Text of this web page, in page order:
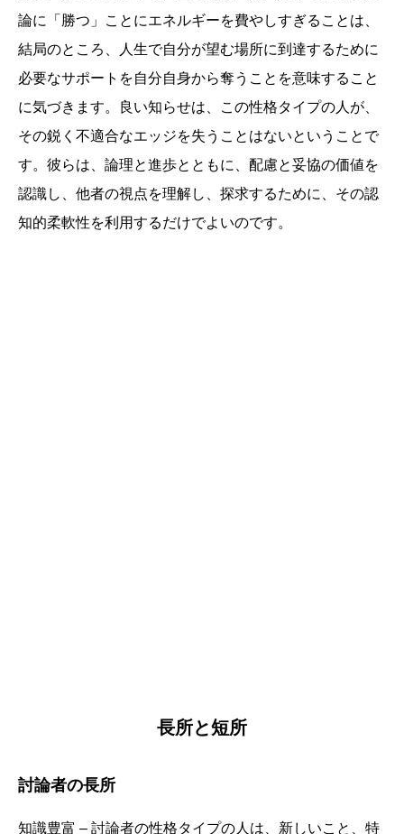
論に「勝つ」ことにエネルギーを費やしすぎることは、
結局のところ、人生で自分が望む場所に到達するために
必要なサポートを自分自身から奪うことを意味すること
に気づきます。良い知らせは、この性格タイプの人が、
その鋭く不適合なエッジを失うことはないということで
す。彼らは、論理と進歩とともに、配慮と妥協の価値を
認識し、他者の視点を理解し、探求するために、その認
知的柔軟性を利用するだけでよいのです。
長所と短所
討論者の長所
知識豊富 – 討論者の性格タイプの人は、新しいこと、特